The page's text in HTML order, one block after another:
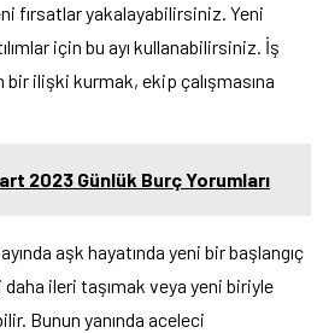
fırsatlar yakalayabilirsiniz. Yeni
için bu ayı kullanabilirsiniz. İş
bir ilişki kurmak, ekip çalışmasına
2023 Günlük Burç Yorumları
aşk hayatında yeni bir başlangıç
ileri taşımak veya yeni biriyle
Bunun yanında aceleci